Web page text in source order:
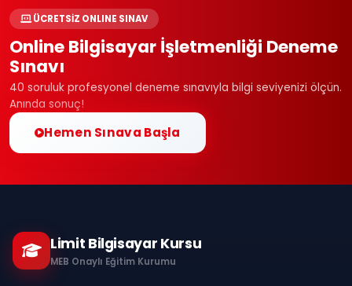
ÜCRETSİZ ONLINE SINAV
Online Bilgisayar İşletmenliği Deneme
Sınavı
40 soruluk profesyonel deneme sınavıyla bilgi seviyenizi ölçün.
Anında sonuç!
Hemen Sınava Başla
Limit Bilgisayar Kursu
MEB Onaylı Eğitim Kurumu